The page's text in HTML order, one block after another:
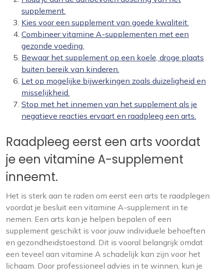
supplement.
Kies voor een supplement van goede kwaliteit.
Combineer vitamine A-supplementen met een
gezonde voeding.
Bewaar het supplement op een koele, droge plaats
buiten bereik van kinderen.
Let op mogelijke bijwerkingen zoals duizeligheid en
misselijkheid.
Stop met het innemen van het supplement als je
negatieve reacties ervaart en raadpleeg een arts.
Raadpleeg eerst een arts voordat
je een vitamine A-supplement
inneemt.
Het is sterk aan te raden om eerst een arts te raadplegen
voordat je besluit een vitamine A-supplement in te
nemen. Een arts kan je helpen bepalen of een
supplement geschikt is voor jouw individuele behoeften
en gezondheidstoestand. Dit is vooral belangrijk omdat
een teveel aan vitamine A schadelijk kan zijn voor het
lichaam. Door professioneel advies in te winnen, kun je